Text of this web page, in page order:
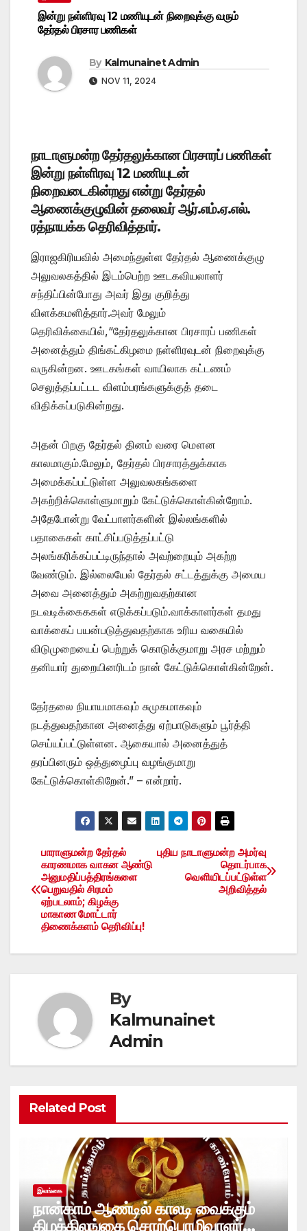
இன்று நள்ளிரவு 12 மணியுடன் நிறைவுக்கு வரும்
தேர்தல் பிரசார பணிகள்
By Kalmunainet Admin
NOV 11, 2024
நாடாளுமன்ற தேர்தலுக்கான பிரசாரப் பணிகள்
இன்று நள்ளிரவு 12 மணியுடன்
நிறைவடைகின்றது என்று தேர்தல்
ஆணைக்குழுவின் தலைவர் ஆர்.எம்.ஏ.எல்.
ரத்நாயக்க தெரிவித்தார்.
இராஜகிரியவில் அமைந்துள்ள தேர்தல் ஆணைக்குழு
அலுவலகத்தில் இடம்பெற்ற ஊடகவியலாளர்
சந்திப்பின்போது அவர் இது குறித்து
விளக்கமளித்தார்.அவர் மேலும்
தெரிவிக்கையில்,“தேர்தலுக்கான பிரசாரப் பணிகள்
அனைத்தும் திங்கட்கிழமை நள்ளிரவுடன் நிறைவுக்கு
வருகின்றன. ஊடகங்கள் வாயிலாக கட்டணம்
செலுத்தப்பட்டட விளம்பரங்களுக்குத் தடை
விதிக்கப்படுகின்றது.
அதன் பிறகு தேர்தல் தினம் வரை மௌன
காலமாகும்.மேலும், தேர்தல் பிரசாரத்துக்காக
அமைக்கப்பட்டுள்ள அலுவலகங்களை
அகற்றிக்கொள்ளுமாறும் கேட்டுக்கொள்கின்றோம்.
அதேபோன்று வேட்பாளர்களின் இல்லங்களில்
பதாகைகள் காட்சிப்படுத்தப்பட்டு
அலங்கரிக்கப்பட்டிருந்தால் அவற்றையும் அகற்ற
வேண்டும். இல்லையேல் தேர்தல் சட்டத்துக்கு அமைய
அவை அனைத்தும் அகற்றுவதற்கான
நடவடிக்கைககள் எடுக்கப்படும்.வாக்காளர்கள் தமது
வாக்கைப் பயன்படுத்துவதற்காக உரிய வகையில்
விடுமுறையைப் பெற்றுக் கொடுக்குமாறு அரச மற்றும்
தனியார் துறையினரிடம் நான் கேட்டுக்கொள்கின்றேன்.
தேர்தலை நியாயமாகவும் சுமுகமாகவும்
நடத்துவதற்கான அனைத்து ஏற்பாடுகளும் பூர்த்தி
செய்யப்பட்டுள்ளன. ஆகையால் அனைத்துத்
தரப்பினரும் ஒத்துழைப்பு வழங்குமாறு
கேட்டுக்கொள்கிறேன்.” – என்றார்.
Post
navigation
புதிய நாடாளுமன்ற அமர்வு
தொடர்பாக
வெளியிடப்பட்டுள்ள
அறிவித்தல்
பாராளுமன்ற தேர்தல்
காரணமாக வாகன ஆண்டு
அனுமதிப்பத்திரங்களை
பெறுவதில் சிரமம்
ஏற்படலாம்; கிழக்கு
மாகாண மோட்டார்
திணைக்களம் தெரிவிப்பு!
By
Kalmunainet
Admin
Related Post
இலங்கை
நான்காம் ஆண்டில் காலடி வைக்கும்
கிழக்கிலங்கை சொற்பொழிவாளர்